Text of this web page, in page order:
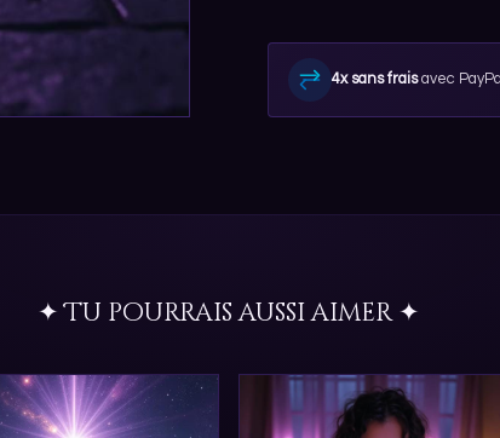
4x sans fraisavec
✦ Tu pourrais aussi aimer ✦